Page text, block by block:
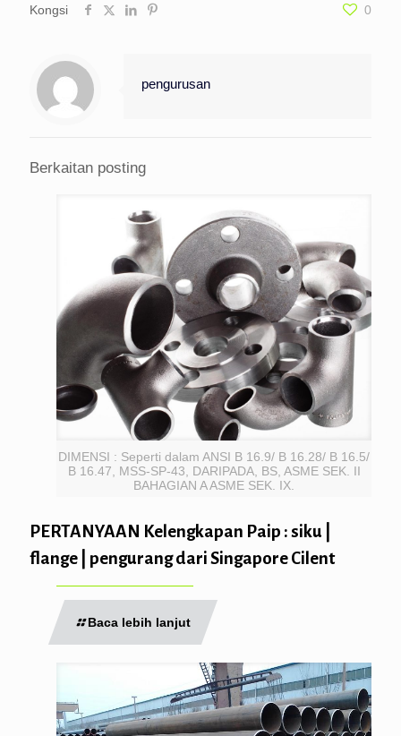
Kongsi 0
pengurusan
Berkaitan posting
DIMENSI : Seperti dalam ANSI B 16.9/ B 16.28/ B 16.5/
B 16.47, MSS-SP-43, DARIPADA, BS, ASME SEK. II
BAHAGIAN A ASME SEK. IX.
PERTANYAAN Kelengkapan Paip : siku |
flange | pengurang dari Singapore Cilent
Baca lebih lanjut